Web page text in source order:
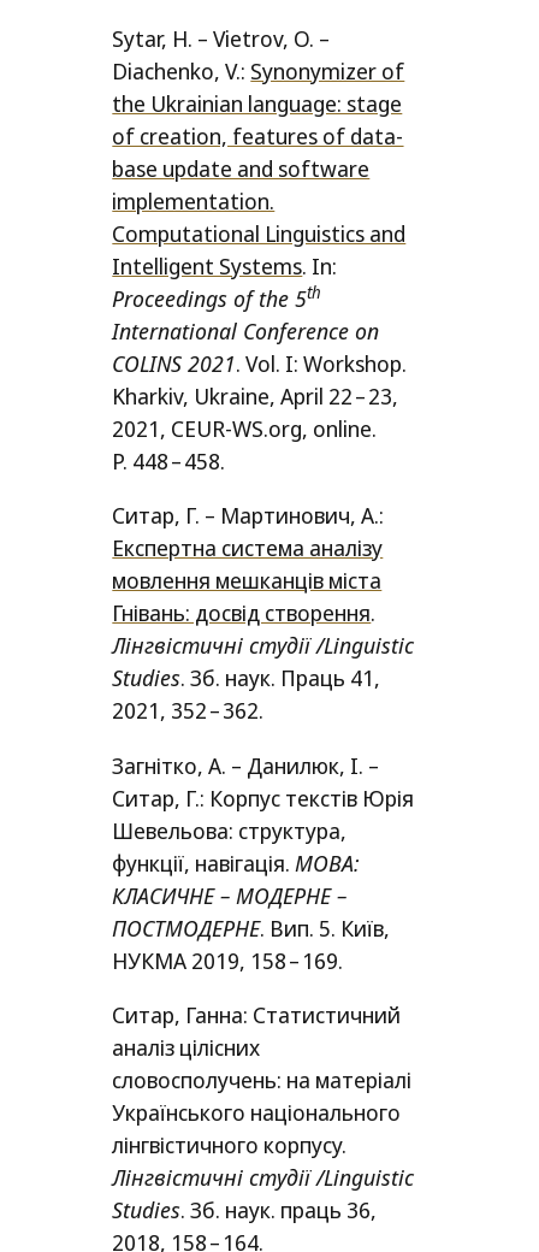
Sytar, H. – Vietrov, O. –
Diachenko, V.: Synonymizer of
the Ukrainian lan­gu­age: stage
of cre­ati­on, fea­tu­res of data­
base upda­te and soft­ware
imple­men­tati­on.
Computational Linguistics and
Intelligent Systems. In:
Proceedings of the 5th
International Conference on
COLINS 2021. Vol. I: Workshop.
Kharkiv, Ukraine, April 22 – 23,
2021, CEUR-WS.org, onli­ne.
P. 448 – 458.
Ситар, Г. – Мартинович, А.:
Експертна система аналізу
мовлення мешканців міста
Гнівань: досвід створення.
Лiнгвiстичнi студiї /​Linguistic
Studies. Зб. наук. Праць 41,
2021, 352 – 362.
Загнітко, А. – Данилюк, І. –
Ситар, Г.: Корпус текстів Юрія
Шевельова: структура,
функції, навігація. МОВА:
КЛАСИЧНЕ– МОДЕРНЕ–
ПОСТМОДЕРНЕ. Вип. 5. Київ,
НУКМА 2019, 158 – 169.
Ситар, Ганна: Статистичний
аналіз цілісних
словосполучень: на матеріалі
Українського національного
лінгвістичного корпусу.
Лiнгвiстичнi студiї /​Linguistic
Studies. Зб. наук. праць 36,
2018, 158 – 164.